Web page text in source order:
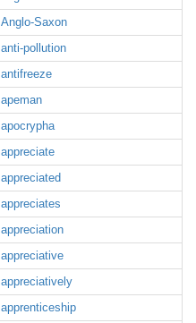
Anglo-Saxon
anti-pollution
antifreeze
apeman
apocrypha
appreciate
appreciated
appreciates
appreciation
appreciative
appreciatively
apprenticeship